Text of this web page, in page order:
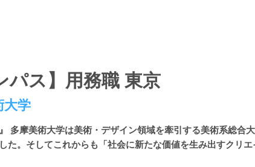
パス】用務職 東京
大学
多摩美術大学は美術・デザイン領域を牽引する美術系総合
た。そしてこれからも「社会に新たな価値を生み出すクリ